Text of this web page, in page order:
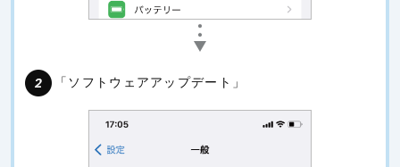
「ソフトウェアアップデート」